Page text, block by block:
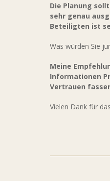
Die Planung
sehr genau
Beteiligten ist
Was würden Sie
Meine
Informationen
Vertrauen
Vielen Dank für